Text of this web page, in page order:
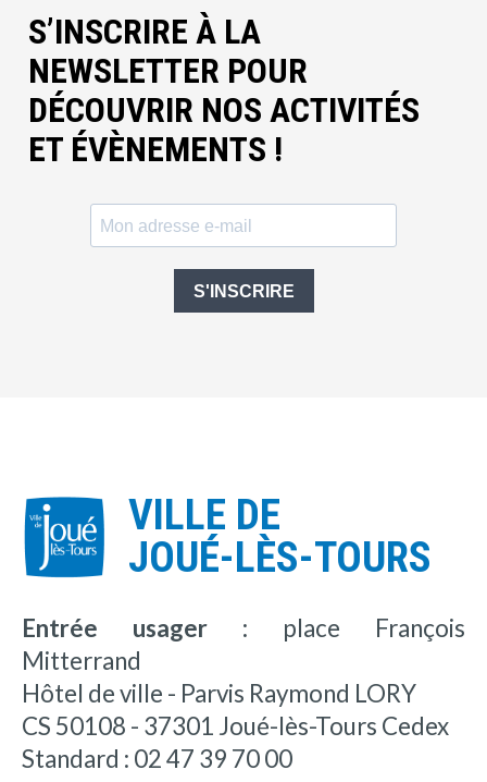
S’INSCRIRE À LA
NEWSLETTER POUR
DÉCOUVRIR NOS ACTIVITÉS
ET ÉVÈNEMENTS !
S'INSCRIRE
VILLE DE
JOUÉ-LÈS-TOURS
Entrée usager : place François
Mitterrand
Hôtel de ville - Parvis Raymond LORY
CS 50108 - 37301 Joué-lès-Tours Cedex
Standard : 02 47 39 70 00